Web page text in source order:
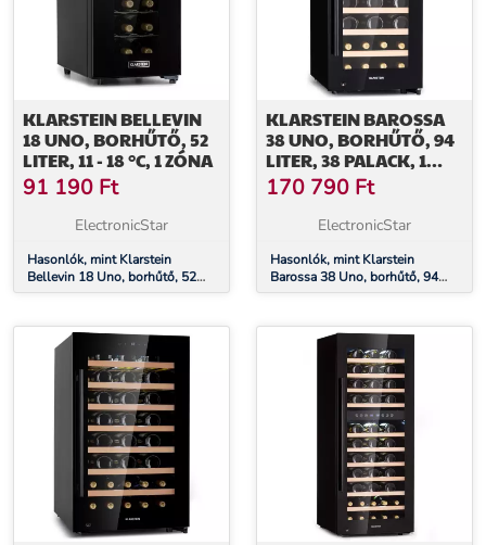
KLARSTEIN BELLEVIN
18 UNO, BORHŰTŐ, 52
LITER, 11 - 18 °C, 1 ZÓNA
91 190 Ft
ElectronicStar
Hasonlók, mint Klarstein
Bellevin 18 Uno, borhűtő, 52
liter, 11 - 18 °C, 1 zóna
KLARSTEIN BAROSSA
38 UNO, BORHŰTŐ, 94
LITER, 38 PALACK, 1
ZÓNA,
ÉRINTŐKÉPERNYŐ
170 790 Ft
ElectronicStar
Hasonlók, mint Klarstein
Barossa 38 Uno, borhűtő, 94
liter, 38 palack, 1 zóna,